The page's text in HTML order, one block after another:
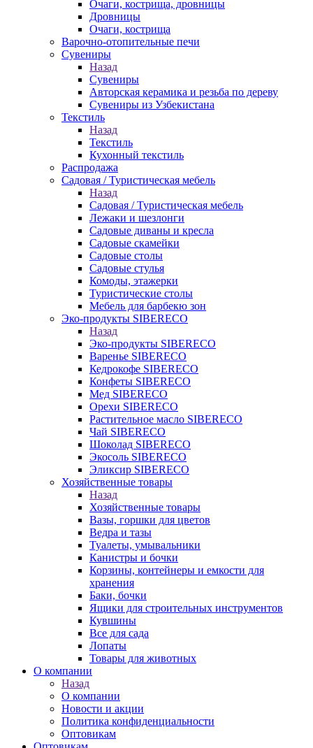
Очаги, кострища, дровницы
Дровницы
Очаги, кострища
Варочно-отопительные печи
Сувениры
Назад
Сувениры
Авторская керамика и резьба по дереву
Сувениры из Узбекистана
Текстиль
Назад
Текстиль
Кухонный текстиль
Распродажа
Садовая / Туристическая мебель
Назад
Садовая / Туристическая мебель
Лежаки и шезлонги
Садовые диваны и кресла
Садовые скамейки
Садовые столы
Садовые стулья
Комоды, этажерки
Туристические столы
Мебель для барбекю зон
Эко-продукты SIBERECO
Назад
Эко-продукты SIBERECO
Варенье SIBERECO
Кедрокофе SIBERECO
Конфеты SIBERECO
Мед SIBERECO
Орехи SIBERECO
Растительное масло SIBERECO
Чай SIBERECO
Шоколад SIBERECO
Экосоль SIBERECO
Эликсир SIBERECO
Хозяйственные товары
Назад
Хозяйственные товары
Вазы, горшки для цветов
Ведра и тазы
Туалеты, умывальники
Канистры и бочки
Корзины, контейнеры и емкости для
хранения
Баки, бочки
Ящики для строительных инструментов
Кувшины
Все для сада
Лопаты
Товары для животных
О компании
Назад
О компании
Новости и акции
Политика конфиденциальности
Оптовикам